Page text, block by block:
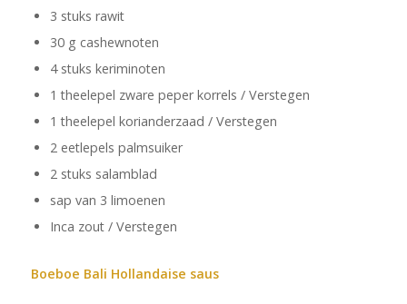
3 stuks rawit
30 g cashewnoten
4 stuks keriminoten
1 theelepel zware peper korrels / Verstegen
1 theelepel korianderzaad / Verstegen
2 eetlepels palmsuiker
2 stuks salamblad
sap van 3 limoenen
Inca zout / Verstegen
Boeboe Bali Hollandaise saus